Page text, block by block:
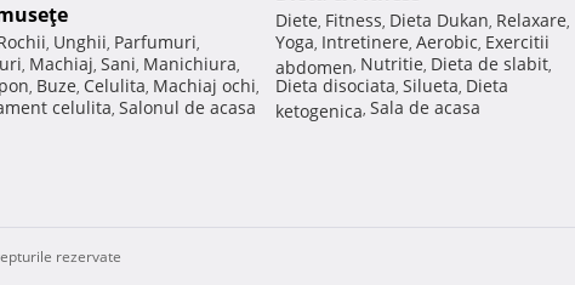
, Unghii, Parfumuri,
, Machiaj, Sani, Manichiura,
, Buze, Celulita, Machiaj ochi,
celulita, Salonul de acasa
Diete, Fitness, Dieta Dukan, Relaxare,
Yoga, Intretinere, Aerobic, Exercitii
abdomen, Nutritie, Dieta de slabit,
Dieta disociata, Silueta, Dieta
ketogenica, Sala de acasa
rezervate